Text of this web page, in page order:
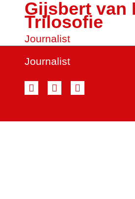
Gijsbert van
Trilosofie
Journalist
Journalist